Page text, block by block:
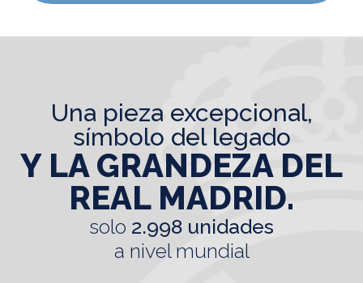
una pieza excepcional,
símbolo del legado
Y LA GRANDEZA DEL
REAL MADRID.
solo 2.998 unidades
a nivel mundial